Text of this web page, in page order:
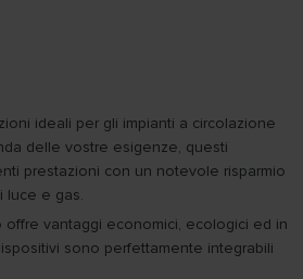
ideali per gli impianti a circolazione
delle vostre esigenze, questi
prestazioni con un notevole risparmio
luce e gas.
offre vantaggi economici, ecologici ed in
sono perfettamente integrabili